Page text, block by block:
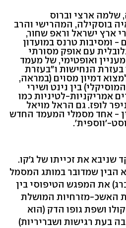
שלמה ארצי וברוס
בוסקילה, המהרישי והרב
ארץ ישראל וראפ שחור,
ומסיבות טרנס במועדון
עם אופק מסורתי
ואופטימי, של מעמד
הנחישות ו"בעזרת
דמיון מסוים (במראה,
בין נינט ושירי
אמריקניות-לטיניות כמו
לופז. גם הראל מויאל
- אחד מסמלי המעמד החדש
'ווספית'.
שניבא את זכייתו של ג'קו.
הבין שמדובר במותג המסמל
את המפגש הטיפוסי בין
האשכ-מזרחיות המושלת
ושפת גופו הדק (הוא
בעת רגישות ושבריריות)